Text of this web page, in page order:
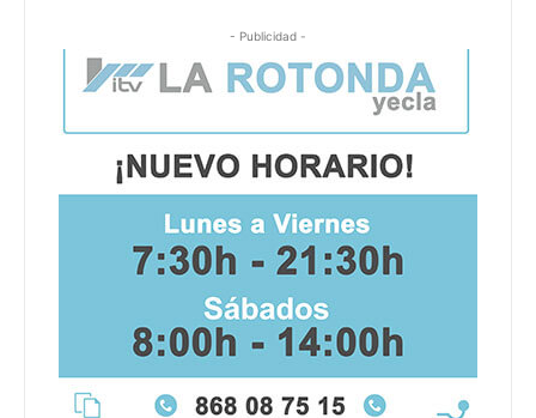
- Publicidad -